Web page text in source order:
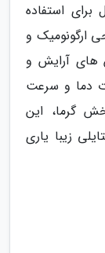
آل برای استفاده
ارگونومیک و
های آرایش و
دما و سرعت
گرما، این
زیبا یاری